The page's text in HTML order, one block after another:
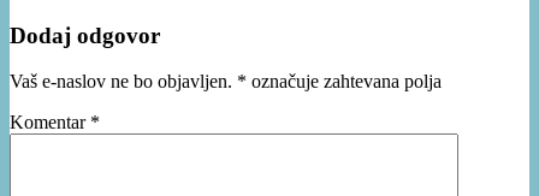
Dodaj odgovor
Vaš e-naslov ne bo objavljen. * označuje zahtevana polja
Komentar *